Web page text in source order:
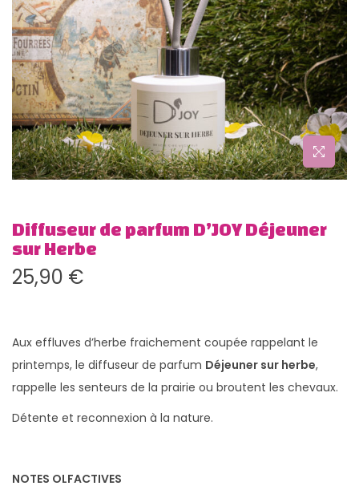
g
a
t
i
o
n
n
u
Diffuseur de parfum D’JOY Déjeuner
sur Herbe
25,90 €
Aux effluves d’herbe fraichement coupée rappelant le
printemps, le diffuseur de parfum Déjeuner sur herbe,
rappelle les senteurs de la prairie ou broutent les chevaux.
Détente et reconnexion à la nature.
NOTES OLFACTIVES